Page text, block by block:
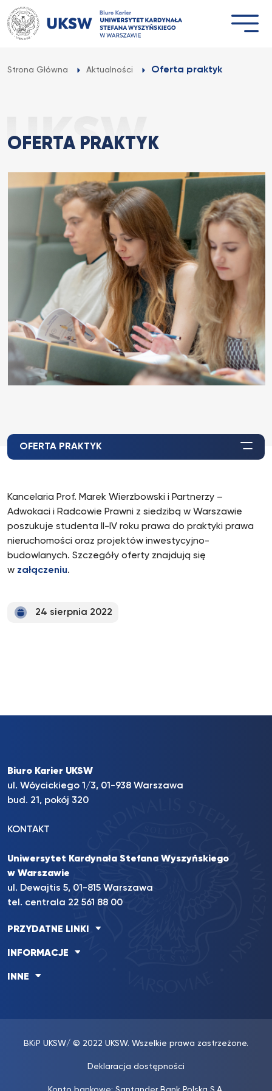
Przejdź
do
treści
Strona Główna Aktualności Oferta praktyk
OFERTA PRAKTYK
OFERTA PRAKTYK
Kancelaria Prof. Marek Wierzbowski i Partnerzy –
Adwokaci i Radcowie Prawni z siedzibą w Warszawie
poszukuje studenta II-IV roku prawa do praktyki prawa
nieruchomości oraz projektów inwestycyjno-
budowlanych. Szczegóły oferty znajdują się
w załączeniu.
24 sierpnia 2022
Biuro Karier UKSW
ul. Wóycickiego 1/3, 01-938 Warszawa
bud. 21, pokój 320
KONTAKT
Uniwersytet Kardynała Stefana Wyszyńskiego
w Warszawie
ul. Dewajtis 5, 01-815 Warszawa
tel. centrala 22 561 88 00
PRZYDATNE LINKI
INFORMACJE
INNE
BKiP UKSW/ © 2022 UKSW. Wszelkie prawa zastrzeżone.
Deklaracja dostępności